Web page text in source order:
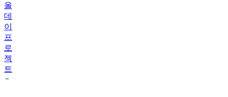
이
프
로
젝
트